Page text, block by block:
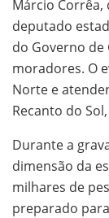
Márcio Corrêa,
deputado
do Governo
moradores. O
Norte e
Recanto do
Durante a
dimensão da
milhares de
preparado